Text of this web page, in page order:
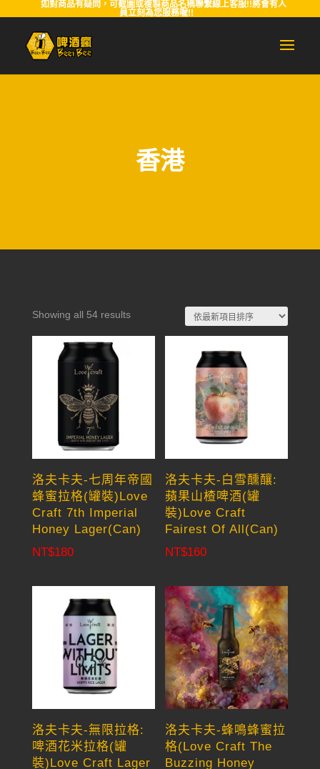
如對商品有疑問，可截圖或複製商品名稱聯繫線上客服!!將會有人
員立刻為您服務喔!!
香港
Showing all 54 resultsSorted
洛夫卡夫-七周年帝國
蜂蜜拉格(罐裝)Love
Craft 7th Imperial
Honey Lager(Can)
NT$180
洛夫卡夫-白雪醺釀:
蘋果山楂啤酒(罐
裝)Love Craft
Fairest Of All(Can)
NT$160
洛夫卡夫-無限拉格:
啤酒花米拉格(罐
裝)Love Craft Lager
洛夫卡夫-蜂鳴蜂蜜拉
格(Love Craft The
Buzzing Honey